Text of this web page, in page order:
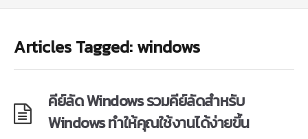
Articles Tagged: windows
คีย์ลัด Windows รวมคีย์ลัดสำหรับ
Windows ทำให้คุณใช้งานได้ง่ายขึ้น